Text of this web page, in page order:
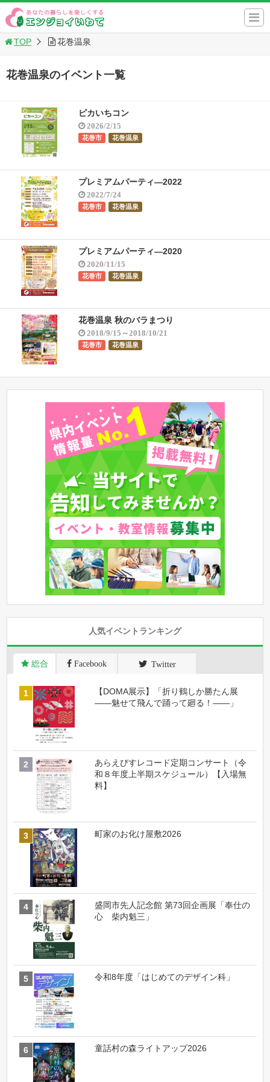
TOP 花巻温泉
花巻温泉のイベント一覧
ピカいちコン
2026/2/15
花巻市 花巻温泉
プレミアムパーティ―2022
2022/7/24
花巻市 花巻温泉
プレミアムパーティ―2020
2020/11/15
花巻市 花巻温泉
花巻温泉 秋のバラまつり
2018/9/15～2018/10/21
花巻市 花巻温泉
人気イベントランキング
総合 Facebook Twitter
【DOMA展示】「折り鶴しか勝たん展
――魅せて飛んで踊って廻る！――」
あらえびすレコード定期コンサート（令
和８年度上半期スケジュール）【入場無
料】
町家のお化け屋敷2026
盛岡市先人記念館 第73回企画展「奉仕の
心 柴内魁三」
令和8年度「はじめてのデザイン科」
童話村の森ライトアップ2026